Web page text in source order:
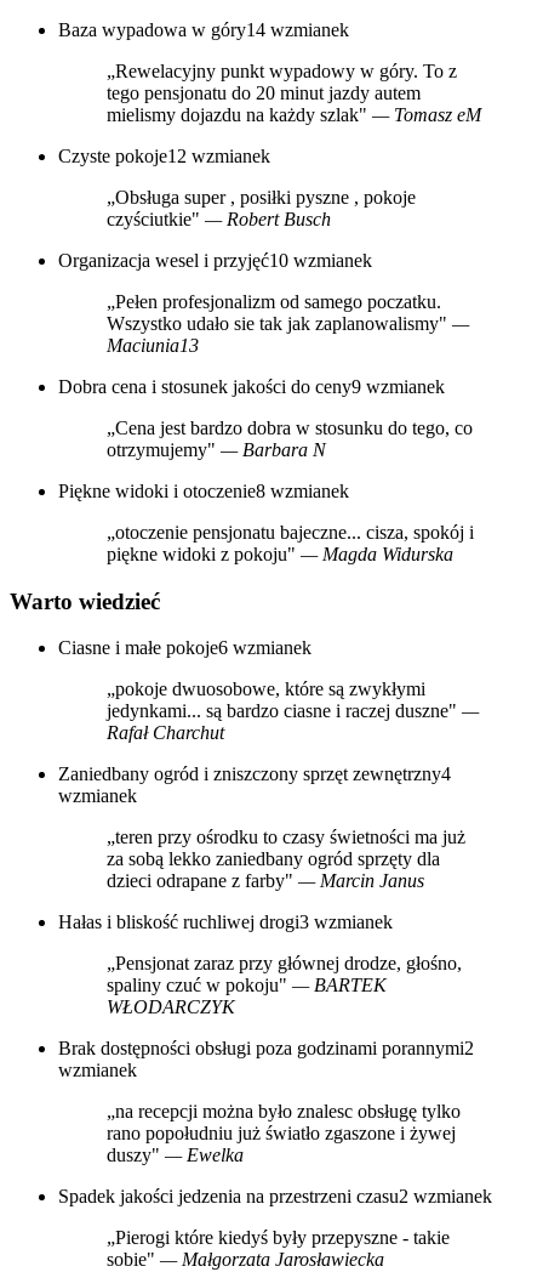
Baza wypadowa w góry14 wzmianek
„Rewelacyjny punkt wypadowy w góry. To z
tego pensjonatu do 20 minut jazdy autem
mielismy dojazdu na każdy szlak" — Tomasz eM
Czyste pokoje12 wzmianek
„Obsługa super , posiłki pyszne , pokoje
czyściutkie" — Robert Busch
Organizacja wesel i przyjęć10 wzmianek
„Pełen profesjonalizm od samego poczatku.
Wszystko udało sie tak jak zaplanowalismy" —
Maciunia13
Dobra cena i stosunek jakości do ceny9 wzmianek
„Cena jest bardzo dobra w stosunku do tego, co
otrzymujemy" — Barbara N
Piękne widoki i otoczenie8 wzmianek
„otoczenie pensjonatu bajeczne... cisza, spokój i
piękne widoki z pokoju" — Magda Widurska
Warto wiedzieć
Ciasne i małe pokoje6 wzmianek
„pokoje dwuosobowe, które są zwykłymi
jedynkami... są bardzo ciasne i raczej duszne" —
Rafał Charchut
Zaniedbany ogród i zniszczony sprzęt zewnętrzny4
wzmianek
„teren przy ośrodku to czasy świetności ma już
za sobą lekko zaniedbany ogród sprzęty dla
dzieci odrapane z farby" — Marcin Janus
Hałas i bliskość ruchliwej drogi3 wzmianek
„Pensjonat zaraz przy głównej drodze, głośno,
spaliny czuć w pokoju" — BARTEK
WŁODARCZYK
Brak dostępności obsługi poza godzinami porannymi2
wzmianek
„na recepcji można było znalesc obsługę tylko
rano popołudniu już światło zgaszone i żywej
duszy" — Ewelka
Spadek jakości jedzenia na przestrzeni czasu2 wzmianek
„Pierogi które kiedyś były przepyszne - takie
sobie" — Małgorzata Jarosławiecka